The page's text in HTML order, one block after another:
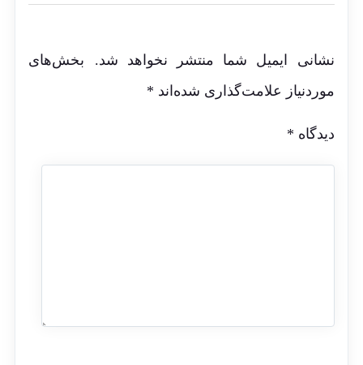
نشانی ایمیل شما منتشر نخواهد شد.
بخش‌های
موردنیاز علامت‌گذاری شده‌اند *
دیدگاه *